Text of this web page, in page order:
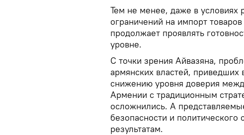
Тем не менее, даже в условиях
ограничений на импорт
продолжает проявлять
уровне.
С точки зрения Айвазяна,
армянских властей,
снижению уровня доверия
Армении с традиционным
осложнились. А
безопасности и
результатам.